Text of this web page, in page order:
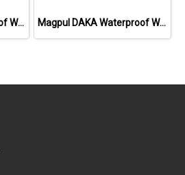
Magpul DAKA Waterproof Window Pouch, Medium Magpul DAKA Waterproof Window Pouch, Small